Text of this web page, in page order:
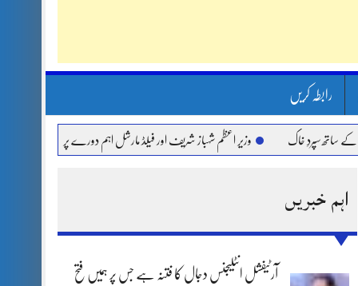
رابطہ کریں
سپردِ خاک وزیر اعظم شہباز شریف اور فیلڈ مارشل اہم دورے پر سعودی عرب روانہ
اہم خبریں
آرٹیفشل انٹلیجنس دجال کا فتنہ ہے جس پر ہمیں فتح